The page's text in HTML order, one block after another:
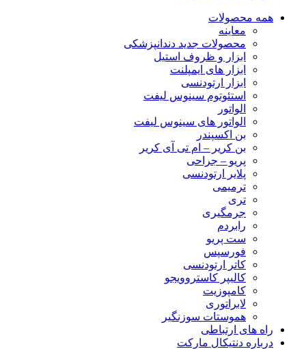
همه محصولات
معاینه
محصولات جدید دندانپزشکی
ابزار و ظروف استیل
ابزار های ایمپلنت
ابزار ارتودنسی
استئوتوم سینوس لیفت
الواتور
الواتور های سینوس لیفت
بن اکسپندر
بن کریر – ام تی آی کریر
پریو – جراحی
پلایر ارتودنسی
ترمیمی
تری
جرمگیری
رابردم
ست پریو
فورسپس
کاتر ارتودنسی
کالیپر کاستروویجو
کامپوزیت
لابراتوری
هموستات سوزنگیر
راه های ارتباطی
درباره دنتیکال مارکت